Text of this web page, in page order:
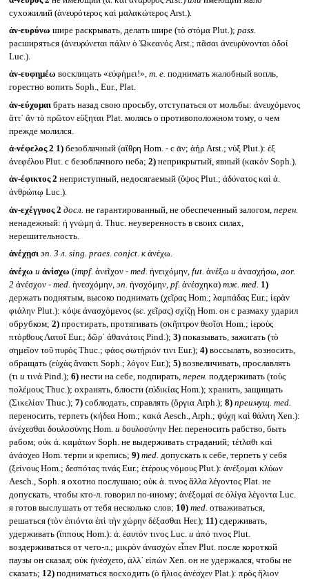
сухожилий (ἀνευρότερος καὶ μαλακώτερος Arst.).
ἀν-ευρύνω шире раскрывать, делать шире (τὸ στόμα Plut.); pass.
расширяться (ἀνευρύνεται πάλιν ὁ Ὠκεανός Arst.; πᾶσαι ἀνευρύνονται ὁδοί
Luc.).
ἀν-ευφημέω восклицать «εὐφήμει!», т. е. поднимать жалобный вопль,
горестно вопить Soph., Eur., Plat.
ἀν-εύχομαι брать назад свою просьбу, отступаться от мольбы: ἀνευχόμενος
ἅττ᾽ ἂν τὸ πρῶτον εὔξηται Plat. молясь о противоположном тому, о чем
прежде молился.
ἀ-νέφελος 2 1)безоблачный (αἴθρη Hom. - с ᾱν; ἀήρ Arst.; νύξ Plut.): ἐξ
ἀνεφέλου Plut. с безоблачного неба; 2)неприкрытый, явный (κακόν Soph.).
ἀν-έφικτος 2 неприступный, недосягаемый (ὕψος Plut.; ἀδύνατος καὶ ἀ.
ἀνθρώπῳ Luc.).
ἀν-εχέγγυος 2 досл. не гарантированный, не обеспеченный залогом, перен.
ненадежный: ἡ γνώμη ἀ. Thuc. неуверенность в своих силах,
нерешительность.
ἀνέχῃσι эп. 3 л. sing. praes. conjct. кἀνέχω.
ἀνέχω и ἀνίσχω (impf. ἀνεῖχον - med. ἠνειχόμην, fut. ἀνέξω и ἀνασχήσω, aor.
2ἀνέσχον - med. ἠνεσχόμην, эп. ἠνσχόμην, pf. ἀνέσχηκα)тж. med. 1)
держать поднятым, высоко поднимать (χεῖρας Hom.; λαμπάδας Eur.; ἱερὰν
φιάλην Plut.): κόψε ἀνασχόμενος (sc. χεῖρας) σχίζῃ Hom. он с размаху ударил
обрубком; 2)простирать, протягивать (σκῆπτρον θεοῖσι Hom.; ἱεροὺς
πτόρθους Λατοῖ Eur.; δῶρ᾽ ἀθανάτοις Pind.); 3)показывать, зажигать (τὸ
σημεῖον τοῦ πυρός Thuc.; φάος σωτήριόν τινι Eur.); 4)воссылать, возносить,
обращать (εὐχὰς ἄνακτι Soph.; λόγον Eur.); 5)возвеличивать, прославлять
(τι и τινά Pind.); 6)нести на себе, подпирать, перен. поддерживать (τοὺς
πολέμους Thuc.); охранять, блюсти (εὐδικίας Hom.); хранить, защищать
(Σικελίαν Thuc.); 7)соблюдать, справлять (ὄργια Arph.); 8) преимущ. med.
переносить, терпеть (κήδεα Hom.; κακά Aesch., Arph.; ψύχη καὶ θάλπη Xen.):
ἀνέχεσθαι δουλοσύνης Hom. и δουλοσύνην Her. переносить рабство, быть
рабом; οὐκ ἀ. καμάτων Soph. не выдерживать страданий; τέτλαθι καὶ
ἀνάσχεο Hom. терпи и крепись; 9) med. допускать к себе, терпеть у себя
(ξείνους Hom.; δεσπότας τινάς Eur.; ἑτέρους νόμους Plut.): ἀνέξομαι κλύων
Aesch., Soph. я охотно послушаю; οὐκ ἀ. τινος ἄλλα λέγοντος Plat. не
допускать, чтобы кто-л. говорил по-иному; ἀνέξομαί σε ὀλίγα λέγοντα Luc.
я готов выслушать от тебя несколько слов; 10) med. отваживаться,
решаться (τὸν ἐπιόντα ἐπὶ τὴν χώρην δέξασθαι Her.); 11)сдерживать,
удерживать (ἵππους Hom.): ἀ. ἑαυτόν τινος Luc. и ἀπό τινος Plut.
воздерживаться от чего-л.; μικρὸν ἀνασχὼν εἶπεν Plut. после короткой
паузы он сказал; οὐκ ἠνέσχετο, ἀλλ᾽ εἰπών Xen. он не удержался, чтобы не
сказать; 12)подниматься восходить (ὁ ἥλιος ἀνέσχεν Plat.): πρὸς ἥλιον